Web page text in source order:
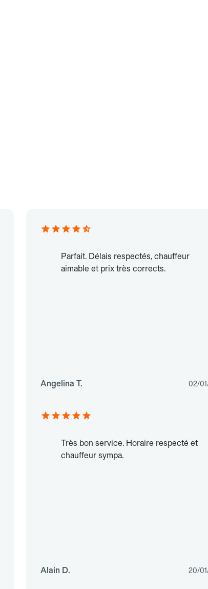
Parfait. Délais respectés, chauffeur
aimable et prix très corrects.
Angelina T. 02/
Très bon service. Horaire respecté et
chauffeur sympa.
Alain D. 20/